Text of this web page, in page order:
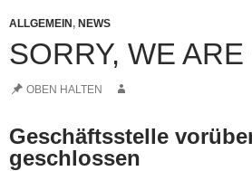
ALLGEMEIN, NEWS
SORRY, WE
OBEN HALTEN
Geschäftsstelle
geschlossen